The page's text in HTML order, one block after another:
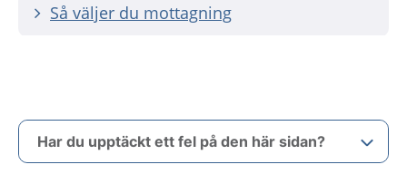
Så väljer du mottagning
Har du upptäckt ett fel på den här sidan?